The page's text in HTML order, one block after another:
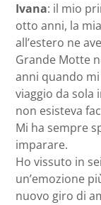
Ivana: il mio
otto anni, la
all’estero ne
Grande Motte
anni quando
viaggio da sola
non esisteva
Mi ha sempre
imparare.
Ho vissuto in
un’emozione
nuovo giro di